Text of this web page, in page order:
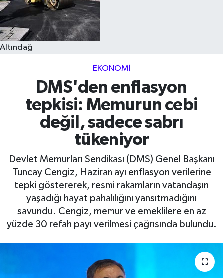
Altındağ
EKONOMI
DMS'den enflasyon
tepkisi: Memurun cebi
değil, sadece sabrı
tükeniyor
Devlet Memurları Sendikası (DMS) Genel Başkanı
Tuncay Cengiz, Haziran ayı enflasyon verilerine
tepki göstererek, resmi rakamların vatandaşın
yaşadığı hayat pahalılığını yansıtmadığını
savundu. Cengiz, memur ve emeklilere en az
yüzde 30 refah payı verilmesi çağrısında bulundu.